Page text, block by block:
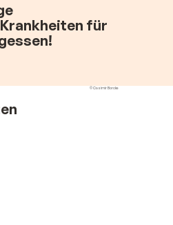
© Casimir Borcke
für